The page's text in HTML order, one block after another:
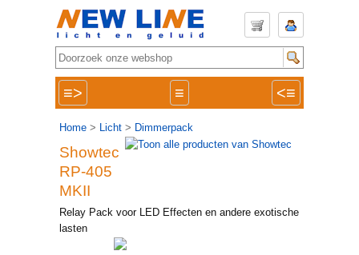
≡> ≡ <≡
Home > Licht > Dimmerpack
Showtec
RP-405
MKII
Relay Pack voor LED Effecten en andere exotische
lasten